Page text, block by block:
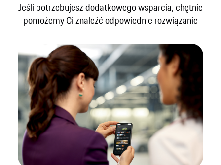
Jeśli potrzebujesz dodatkowego wsparcia, chętnie
pomożemy Ci znaleźć odpowiednie rozwiązanie